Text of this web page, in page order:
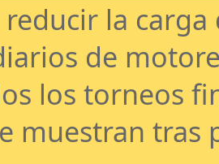
reducir la
de
los torneos
muestran tras